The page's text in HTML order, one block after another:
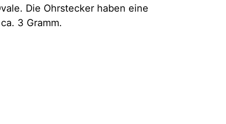
Die Ohrstecker haben eine
3 Gramm.